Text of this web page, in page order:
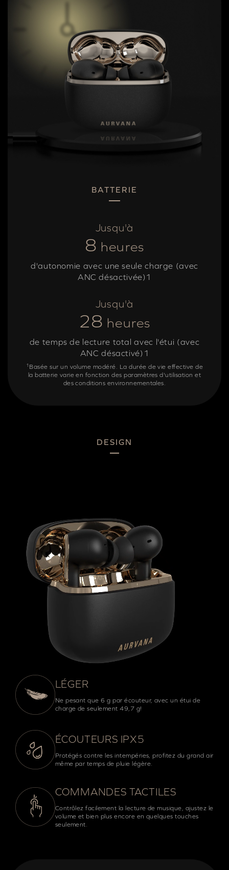
BATTERIE
Jusqu'à
8 heures
d'autonomie avec une seule charge (avec
ANC désactivée)1
Jusqu'à
28 heures
de temps de lecture total avec l'étui (avec
ANC désactivé)1
1 Basée sur un volume modéré. La durée de vie effective de
la batterie varie en fonction des paramètres d'utilisation et
des conditions environnementales.
DESIGN
LÉGER
Ne pesant que 6 g par écouteur, avec un étui de
charge de seulement 49,7 g!
ÉCOUTEURS IPX5
Protégés contre les intempéries, profitez du grand air
même par temps de pluie légère.
COMMANDES TACTILES
Contrôlez facilement la lecture de musique, ajustez le
volume et bien plus encore en quelques touches
seulement.